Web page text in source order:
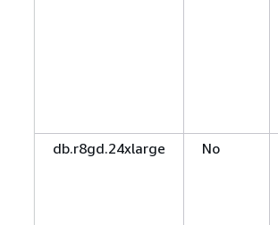
db.r8gd.24xlarge
No